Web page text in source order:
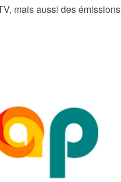
mais aussi des émissions